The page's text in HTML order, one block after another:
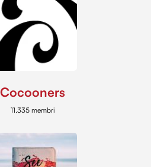
Cocooners
11.335 membri